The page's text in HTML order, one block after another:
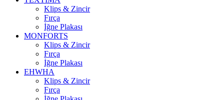
Klips & Zincir
Fırça
İğne Plakası
MONFORTS
Klips & Zincir
Fırça
İğne Plakası
EHWHA
Klips & Zincir
Fırça